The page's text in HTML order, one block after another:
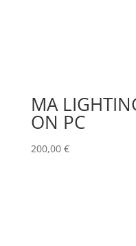
MA
ON PC
200,00 €